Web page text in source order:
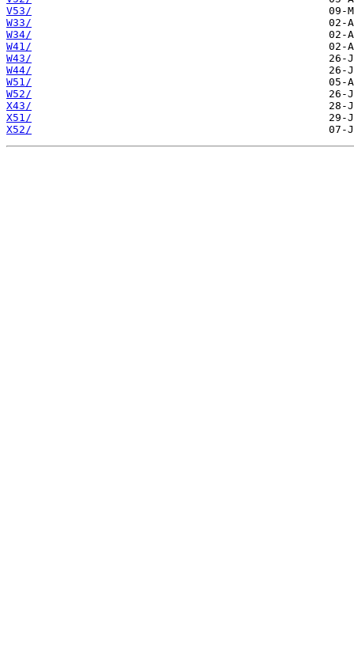
V53/
W33/
W34/
W41/
W43/
W44/
W51/
W52/
X43/
X51/
X52/